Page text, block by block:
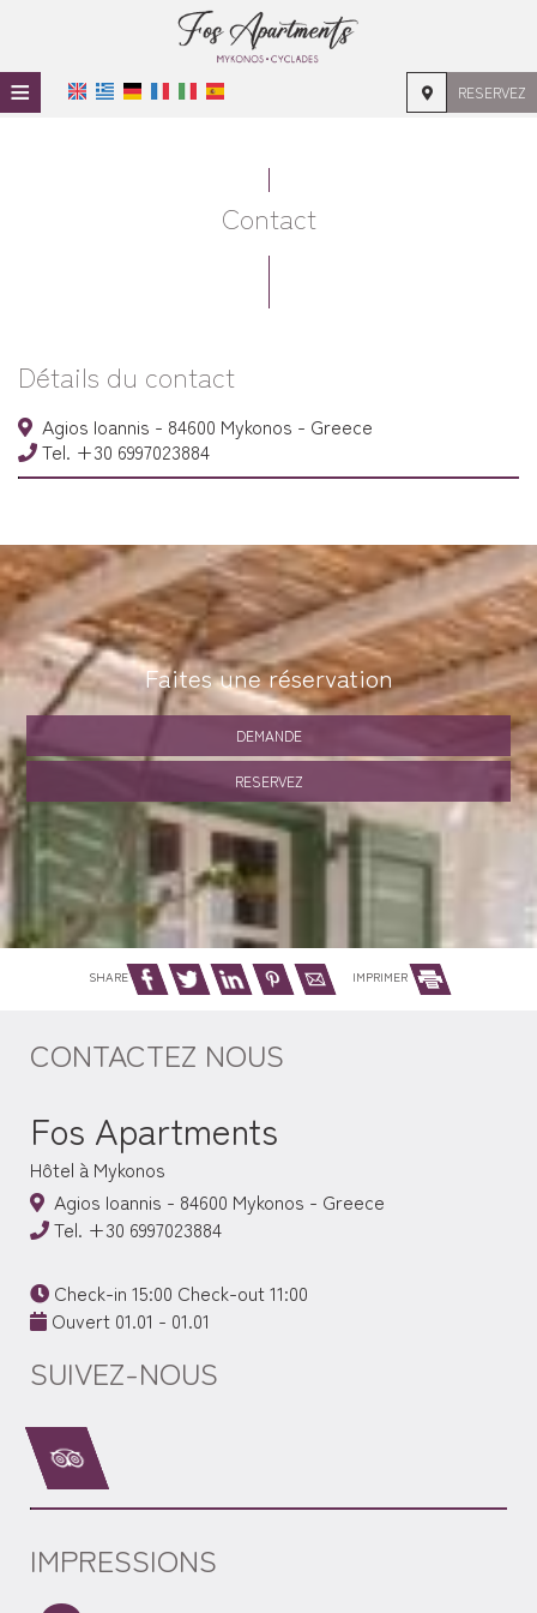
≡ RESERVEZ
EMPLACEMENT
HÉBERGEMENT
Contact
Détails du contact
Agios Ioannis - 84600 Mykonos - Greece
Tel. +30 6997023884
Faites une réservation
DEMANDE
RESERVEZ
SHARE IMPRIMER
CONTACTEZ NOUS
Fos Apartments
Hôtel à Mykonos
Agios Ioannis - 84600 Mykonos - Greece
Tel. +30 6997023884
Check-in 15:00 Check-out 11:00
Ouvert 01.01 - 01.01
SUIVEZ-NOUS
IMPRESSIONS